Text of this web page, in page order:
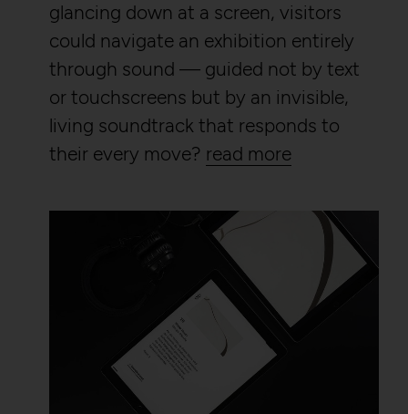
glancing down at a screen, visitors
could navigate an exhibition entirely
through sound — guided not by text
or touchscreens but by an invisible,
living soundtrack that responds to
their every move? read more